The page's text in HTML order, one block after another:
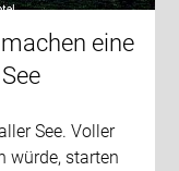
eine
See. Voller
würde, starten